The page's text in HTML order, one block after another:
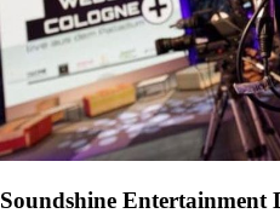
Soundshine Entertainment